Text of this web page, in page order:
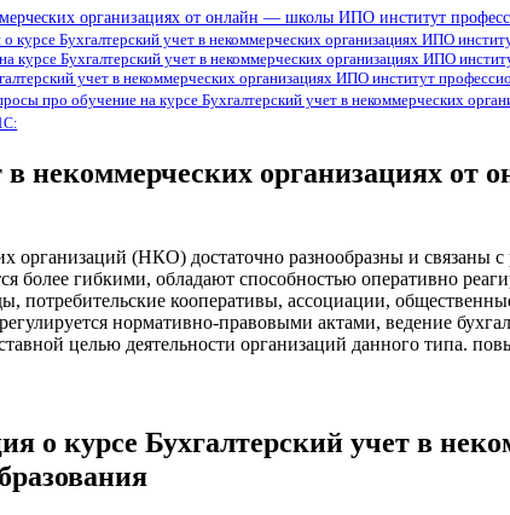
организациях от онлайн — школы ИПО институт
курсе Бухгалтерский учет в некоммерческих организациях ИПО
курсе Бухгалтерский учет в некоммерческих организациях ИПО
учет в некоммерческих организациях ИПО институт
про обучение на курсе Бухгалтерский учет в некоммерческих
в некоммерческих организациях
организаций (НКО) достаточно разнообразны и
более гибкими, обладают способностью оперативно
потребительские кооперативы, ассоциации,
нормативно-правовыми актами, ведение
целью деятельности организаций данного типа.
о курсе Бухгалтерский учет в